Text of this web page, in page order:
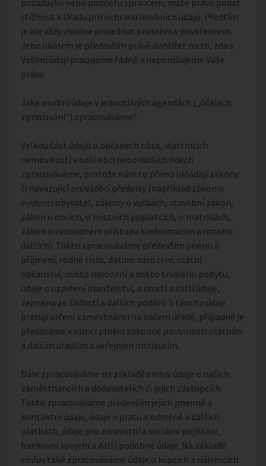
požadavku nebo podnětu správcem, máte právo podat
stížnost k Úřadu pro ochranu osobních údajů. Předtím
je ale vždy vhodné projednat problém s pověřencem.
Jeho úkolem je především právě dohlížet na to, zda s
Vašimi údaji pracujeme řádně a neporušujeme Vaše
práva.
Jaké osobní údaje v jednotlivých agendách („účelech
zpracování“) zpracováváme?
Velkou část údajů o občanech obce, vlastnících
nemovitostí v naší obci nebo dalších lidech
zpracováváme, protože nám to přímo ukládají zákony
či navazující prováděcí předpisy (například zákon o
evidenci obyvatel, zákony o volbách, stavební zákon,
zákon o obcích, o místních poplatcích, o matrikách,
zákon o svobodném přístupu k informacím a mnoho
dalších). Takto zpracováváme především jméno a
příjmení, rodné číslo, datum narození, státní
občanství, místo narození a místo trvalého pobytu,
údaje o uzavření manželství, o úmrtí a další údaje,
zejména ze žádostí a dalších podání. S těmito údaji
pracují určení zaměstnanci na našem úřadě, případně je
předáváme v rámci plnění zákonné povinnosti státním
a dalším úřadům a veřejným institucím.
Dále zpracováváme na základě smluv údaje o našich
zaměstnancích a dodavatelích či jejich zástupcích.
Takto zpracováváme především jejich jmenné a
kontaktní údaje, údaje o platu a odměně a dalších
platbách, údaje pro zdravotní a sociální pojištění,
bankovní spojení a další podobné údaje. Na základě
smluv také zpracováváme údaje o kupcích a nájemcích